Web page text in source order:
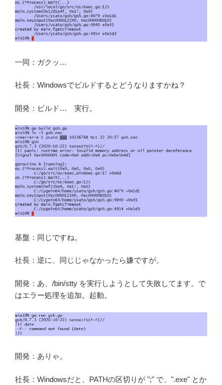
一同：ガクッ…
社長：Windowsでビルドするとどうなりますかね？
開発：ビルド… 実行。
基盤：同じですね。
社長：逆に、同じじゃなかったら嫌ですが。
開発：あ、/bin/stty を実行しようとして失敗してます。で
はエラー処理を追加。起動。
開発：ありゃ。
社長：Windowsだと、PATHの区切りが ";" で、".exe" とか